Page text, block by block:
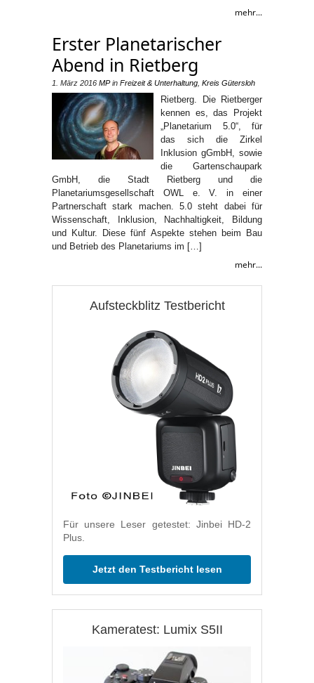
mehr...
Erster Planetarischer
Abend in Rietberg
1. März 2016 MPin Freizeit & Unterhaltung Kreis Gütersloh
Rietberg. Die Rietberger
kennen es, das Projekt
„Planetarium 5.0“, für
das sich die Zirkel
Inklusion gGmbH, sowie
die Gartenschaupark
GmbH, die Stadt Rietberg und die
Planetariumsgesellschaft OWL e. V. in einer
Partnerschaft stark machen. 5.0 steht dabei für
Wissenschaft, Inklusion, Nachhaltigkeit, Bildung
und Kultur. Diese fünf Aspekte stehen beim Bau
und Betrieb des Planetariums im […]
mehr...
Aufsteckblitz Testbericht
Für unsere Leser getestet: Jinbei HD-2
Plus.
Jetzt den Testbericht lesen
Kameratest: Lumix S5II